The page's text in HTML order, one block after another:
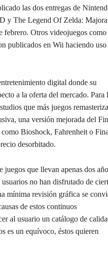
las dos entregas de
y The Legend Of Zelda:
febrero. Otros videojuegos como
publicados en Wii haciendo uso
digital donde su
a la oferta del mercado. Para
que más juegos
una versión mejorada del
Bioshock, Fahrenheit o
desorbitado.
que llevan apenas dos
no han disfrutado de
mínima revisión gráfica se
de estos continuos
al usuario un catálogo de
es un equívoco, éstos quieren